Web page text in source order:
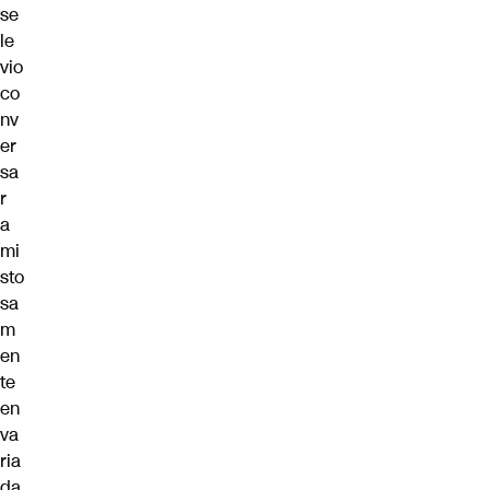
se
le
vio
co
nv
er
sa
r
a
mi
sto
sa
m
en
te
en
va
ria